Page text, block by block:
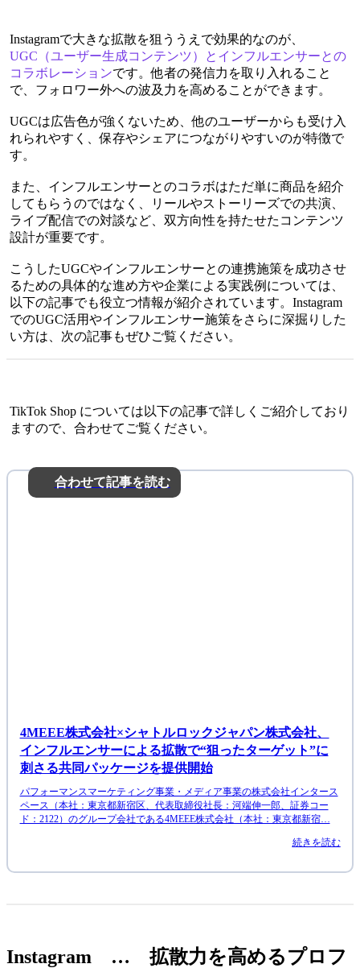
Instagramで大きな拡散を狙ううえで効果的なのが、
UGC（ユーザー生成コンテンツ）とインフルエンサーとの
コラボレーションです。他者の発信力を取り入れること
で、フォロワー外への波及力を高めることができます。
UGCは広告色が強くないため、他のユーザーからも受け入
れられやすく、保存やシェアにつながりやすいのが特徴で
す。
また、インフルエンサーとのコラボはただ単に商品を紹介
してもらうのではなく、リールやストーリーズでの共演、
ライブ配信での対談など、双方向性を持たせたコンテンツ
設計が重要です。
こうしたUGCやインフルエンサーとの連携施策を成功させ
るための具体的な進め方や企業による実践例については、
以下の記事でも役立つ情報が紹介されています。Instagram
でのUGC活用やインフルエンサー施策をさらに深掘りした
い方は、次の記事もぜひご覧ください。
TikTok Shop については以下の記事で詳しくご紹介しており
ますので、合わせてご覧ください。
合わせて記事を読む
4MEEE株式会社×シャトルロックジャパン株式会社、
インフルエンサーによる拡散で“狙ったターゲット”に
刺さる共同パッケージを提供開始
パフォーマンスマーケティング事業・メディア事業の株式会社インタース
ペース（本社：東京都新宿区、代表取締役社長：河端伸一郎、証券コー
ド：2122）のグループ会社である4MEEE株式会社（本社：東京都新宿…
続きを読む
Instagram … 拡散力を高めるプロフ